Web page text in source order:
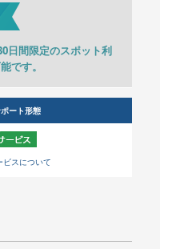
日間限定のスポット利
です。
ート形態
ビスについて